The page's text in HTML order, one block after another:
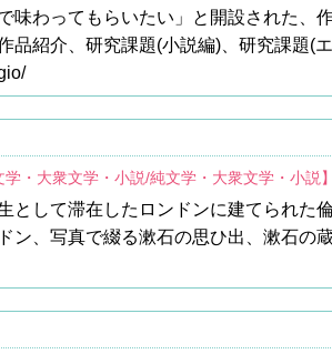
味わってもらいたい」と開設された、
品紹介、研究課題(小説編)、研究課題(
・大衆文学・小説/純文学・大衆文学・小説】
として滞在したロンドンに建てられた
ン、写真で綴る漱石の思ひ出、漱石の